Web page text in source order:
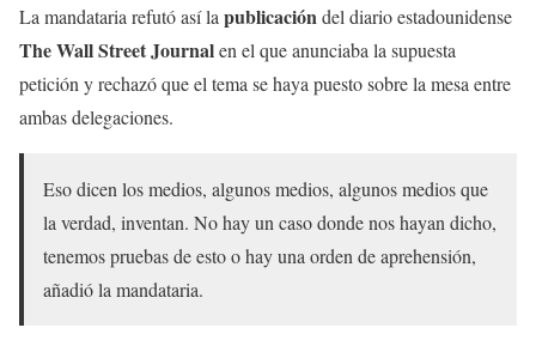
La mandataria refutó así la publicacióndel diario estadounidense
The Wall Street Journalen el que anunciaba la supuesta
petición y rechazó que el tema se haya puesto sobre la mesa entre
ambas delegaciones.
Eso dicen los medios, algunos medios, algunos medios que
la verdad, inventan. No hay un caso donde nos hayan dicho,
tenemos pruebas de esto o hay una orden de aprehensión,
añadió la mandataria.